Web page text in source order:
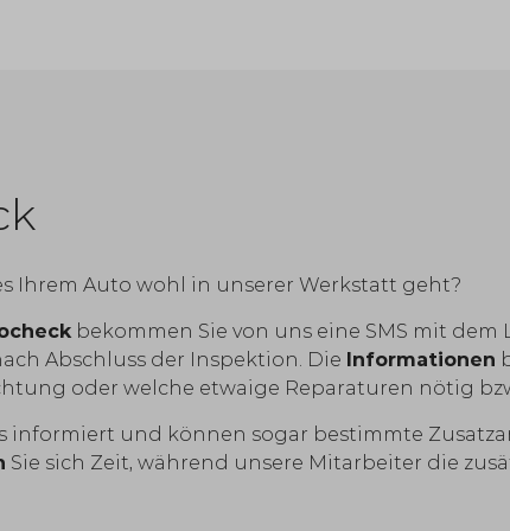
Ihrem Auto wohl in unserer Werkstatt geht?
bekommen Sie von uns eine SMS mit
Abschluss der Inspektion. Die Informationen
oder welche etwaige Reparaturen nötig
informiert und können sogar bestimmte
Sie sich Zeit, während unsere Mitarbeiter die